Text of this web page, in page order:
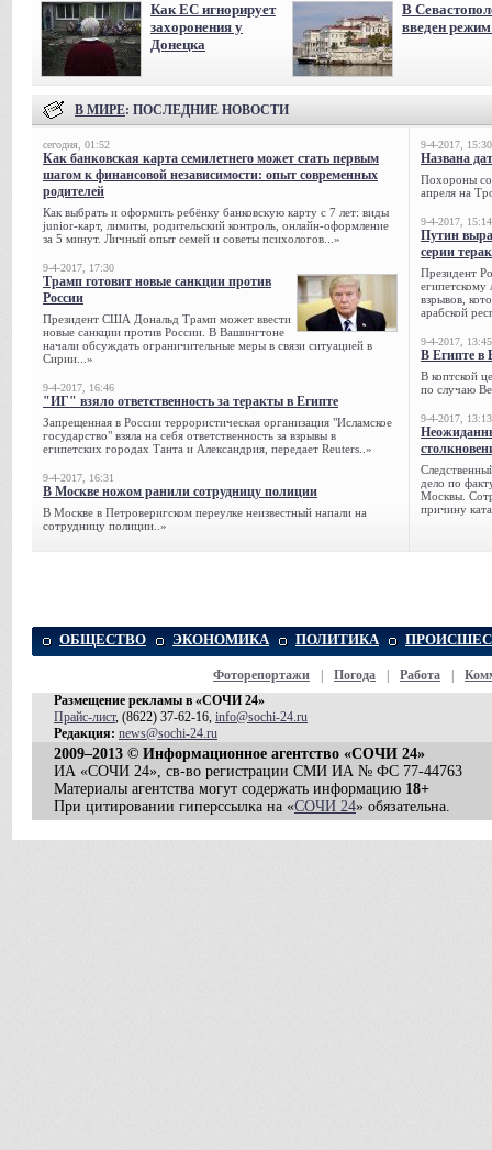
Как ЕС игнорирует
захоронения у
Донецка
В
введен
В МИРЕ: ПОСЛЕДНИЕ НОВОСТИ
сегодня, 01:52
Как банковская карта семилетнего может стать первым
шагом к финансовой независимости: опыт современных
родителей
Как выбрать и оформить ребёнку банковскую карту с 7 лет: виды
junior-карт, лимиты, родительский контроль, онлайн-оформление
за 5 минут. Личный опыт семей и советы психологов...»
9-4-2017, 17:30
Трамп готовит новые санкции против
России
Президент США Дональд Трамп может ввести
новые санкции против России. В Вашингтоне
начали обсуждать ограничительные меры в связи ситуацией в
Сирии...»
9-4-2017, 16:46
"ИГ" взяло ответственность за теракты в Египте
Запрещенная в России террористическая организация "Исламское
государство" взяла на себя ответственность за взрывы в
египетских городах Танта и Александрия, передает Reuters..»
9-4-2017, 16:31
В Москве ножом ранили сотрудницу полиции
В Москве в Петроверигском переулке неизвестный напали на
сотрудницу полиции..»
9-4-2017, 15:30
Названа
Похороны
апреля на
9-4-2017, 15:14
Путин
серии
Президент
египетскому
взрывов,
арабской
9-4-2017, 13:45
В Египте в
В коптской
по случаю
9-4-2017, 13:13
дело по
Москвы.
причину
ОБЩЕСТВО ЭКОНОМИКА ПОЛИТИКА
Фоторепортажи Погода Работа
Размещение рекламы в «СОЧИ 24»
Прайс-лист, (8622) 37-62-16, info@sochi-24.ru
Редакция: news@sochi-24.ru
2009–2013 © Информационное агентство «СОЧИ 24»
ИА «СОЧИ 24», св-во регистрации СМИ ИА № ФС 77-44763
Материалы агентства могут содержать информацию 18+
При цитировании гиперссылка на «СОЧИ 24» обязательна.